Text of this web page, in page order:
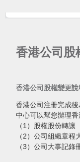
香港公司股
香港公司股權變更說
香港公司注冊完成
中心可以幫您辦理
（1）股權股份轉讓
（2）公司組織章程
（3）公司大事記錄